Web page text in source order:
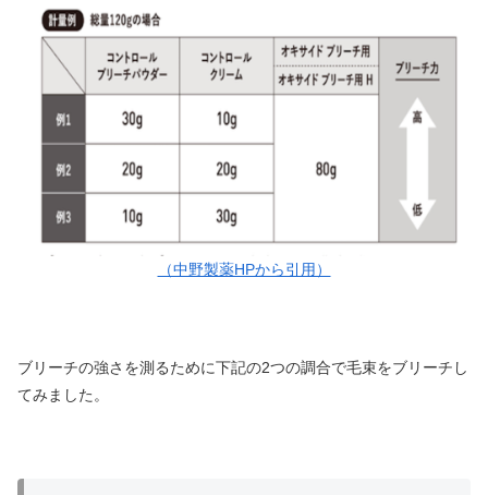
（中野製薬HPから引用）
ブリーチの強さを測るために下記の2つの調合で毛束をブリーチし
てみました。